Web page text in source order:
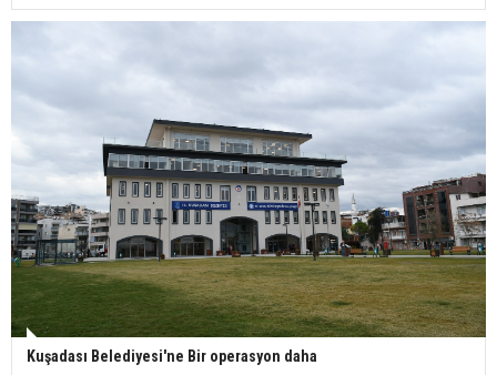
Kuşadası Belediyesi'ne Bir operasyon daha